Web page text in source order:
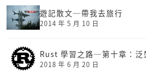
遊記散文─帶我去旅行
2014 年 5 月 10 日
Rust 學習之路─第十章：泛
2018 年 6 月 20 日